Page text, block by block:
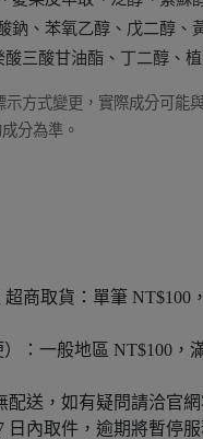
鈉、苯氧乙醇、戊二醇、
三酸甘油酯、丁二醇、植
方式變更，實際成分可能
分為準。
商取貨：單筆 NT$100
：一般地區 NT$100，
送，如有疑問請洽官網
日內取件，逾期將暫停